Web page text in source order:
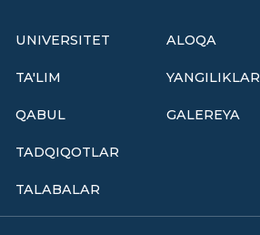
UNIVERSITET
TA'LIM
QABUL
TADQIQOTLAR
TALABALAR
ALOQA
YANGILIKLAR
GALEREYA